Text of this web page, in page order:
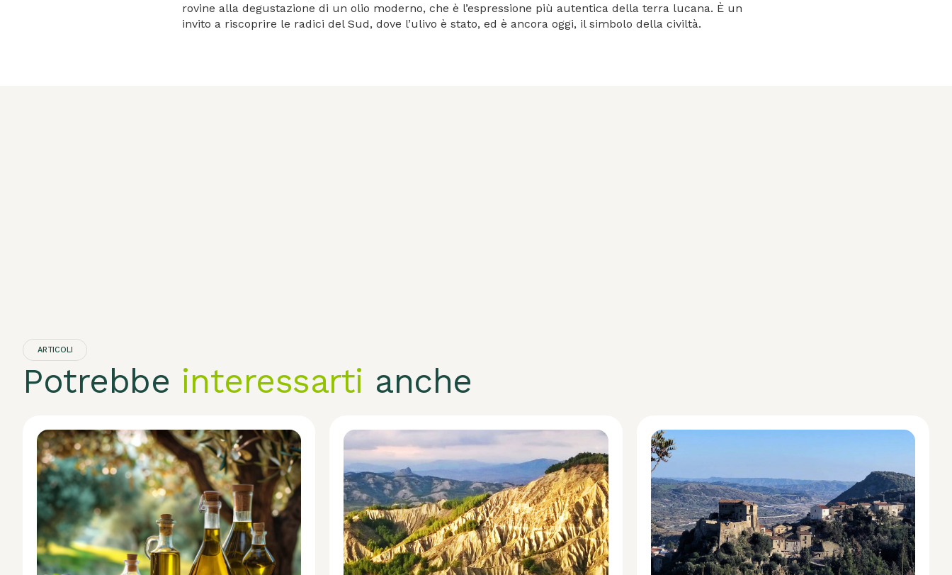
rovine alla degustazione di un olio moderno, che è l’espressione più autentica della terra lucana. È un
invito a riscoprire le radici del Sud, dove l’ulivo è stato, ed è ancora oggi, il simbolo della civiltà.
ARTICOLI
Potrebbe interessarti anche